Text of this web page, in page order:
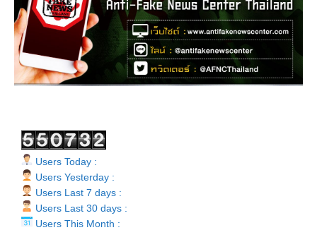
Users Today :
Users Yesterday :
Users Last 7 days :
Users Last 30 days :
Users This Month :